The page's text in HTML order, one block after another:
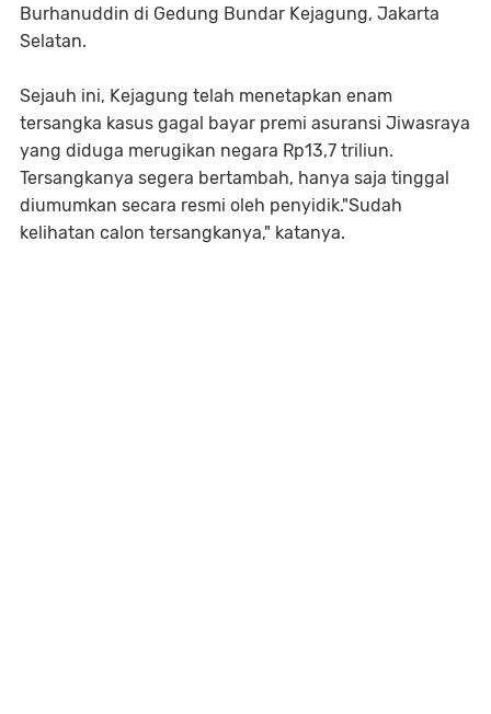
Burhanuddin di Gedung Bundar Kejagung, Jakarta
Selatan.
Sejauh ini, Kejagung telah menetapkan enam
tersangka kasus gagal bayar premi asuransi Jiwasraya
yang diduga merugikan negara Rp13,7 triliun.
Tersangkanya segera bertambah, hanya saja tinggal
diumumkan secara resmi oleh penyidik."Sudah
kelihatan calon tersangkanya," katanya.